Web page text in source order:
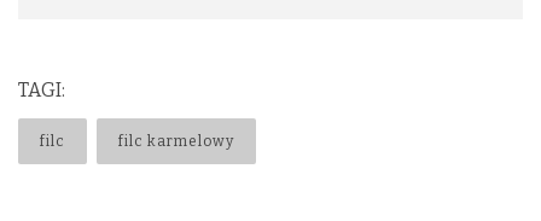
TAGI:
filc filc karmelowy